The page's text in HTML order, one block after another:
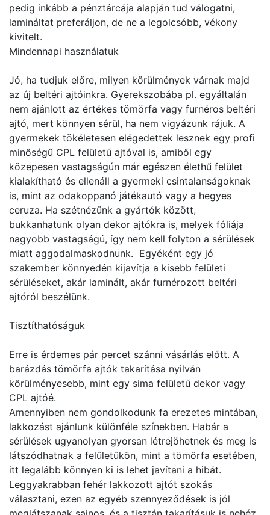
pedig inkább a pénztárcája alapján tud válogatni,
lamináltat preferáljon, de ne a legolcsóbb, vékony
kivitelt.
Mindennapi használatuk
Jó, ha tudjuk előre, milyen körülmények várnak majd
az új beltéri ajtóinkra. Gyerekszobába pl. egyáltalán
nem ajánlott az értékes tömörfa vagy furnéros beltéri
ajtó, mert könnyen sérül, ha nem vigyázunk rájuk. A
gyermekek tökéletesen elégedettek lesznek egy profi
minőségű CPL felületű ajtóval is, amiből egy
közepesen vastagságún már egészen élethű felület
kialakítható és ellenáll a gyermeki csintalanságoknak
is, mint az odakoppanó játékautó vagy a hegyes
ceruza. Ha szétnézünk a gyártók között,
bukkanhatunk olyan dekor ajtókra is, melyek fóliája
nagyobb vastagságú, így nem kell folyton a sérülések
miatt aggodalmaskodnunk. Egyéként egy jó
szakember könnyedén kijavítja a kisebb felületi
sérüléseket, akár laminált, akár furnérozott beltéri
ajtóról beszélünk.
Tisztíthatóságuk
Erre is érdemes pár percet szánni vásárlás előtt. A
barázdás tömörfa ajtók takarítása nyilván
körülményesebb, mint egy sima felületű dekor vagy
CPL ajtóé.
Amennyiben nem gondolkodunk fa erezetes mintában,
lakkozást ajánlunk különféle színekben. Habár a
sérülések ugyanolyan gyorsan létrejöhetnek és meg is
látszódhatnak a felületükön, mint a tömörfa esetében,
itt legalább könnyen ki is lehet javítani a hibát.
Leggyakrabban fehér lakkozott ajtót szokás
választani, ezen az egyéb szennyeződések is jól